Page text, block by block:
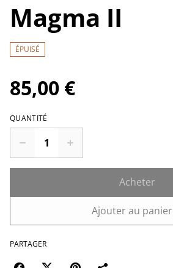
Magma II
ÉPUISÉ
85,00 €
QUANTITÉ
Acheter
Ajouter au panier
PARTAGER